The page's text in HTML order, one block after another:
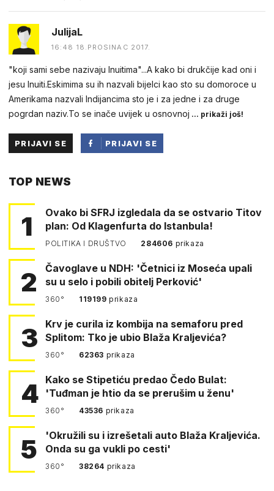
JulijaL
16:48 18.PROSINAC 2017.
"koji sami sebe nazivaju Inuitima"...A kako bi drukčije kad oni i
jesu Inuiti.Eskimima su ih nazvali bijelci kao sto su domoroce u
Amerikama nazvali Indijancima sto je i za jedne i za druge
pogrdan naziv.To se inače uvijek u osnovnoj ... prikaži još!
PRIJAVI SE
PRIJAVI SE
TOP NEWS
1
Ovako bi SFRJ izgledala da se ostvario Titov
plan: Od Klagenfurta do Istanbula!
POLITIKA I DRUŠTVO 284606 prikaza
2
Čavoglave u NDH: 'Četnici iz Moseća upali
su u selo i pobili obitelj Perković'
360° 119199prikaza
3
Krv je curila iz kombija na semaforu pred
Splitom: Tko je ubio Blaža Kraljevića?
360° 62363 prikaza
4 Kako se Stipetiću predao Čedo Bulat:
'Tuđman je htio da se prerušim u ženu'
360° 43536 prikaza
5
'Okružili su i izrešetali auto Blaža Kraljevića.
Onda su ga vukli po cesti'
360° 38264 prikaza